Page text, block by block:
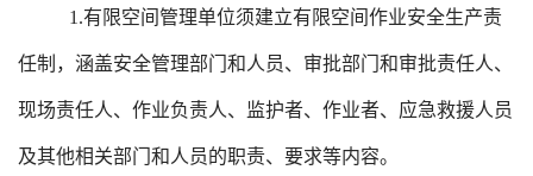
1.有限空间管理单位须建立有限空间作业安全生产责
任制，涵盖安全管理部门和人员、审批部门和审批责任人、
现场责任人、作业负责人、监护者、作业者、应急救援人员
及其他相关部门和人员的职责、要求等内容。